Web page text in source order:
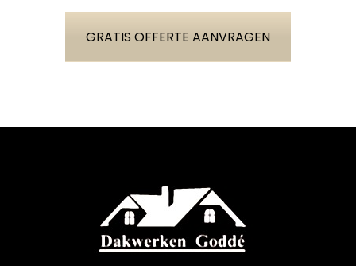
GRATIS OFFERTE AANVRAGEN